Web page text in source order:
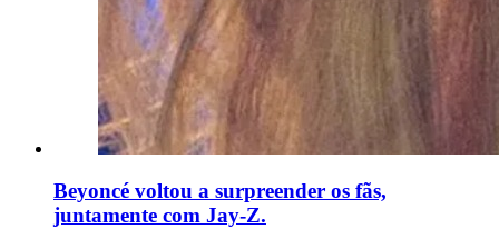
Beyoncé voltou a surpreender os fãs,
juntamente com Jay-Z.